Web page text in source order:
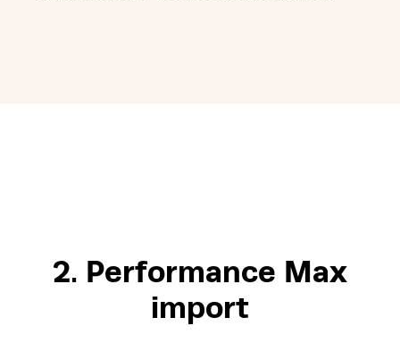
2. Performance Max
import